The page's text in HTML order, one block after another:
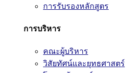
การรับรองหลักสูตร
การบริหาร
คณะผู้บริหาร
วิสัยทัศน์และยุทธศาสตร์